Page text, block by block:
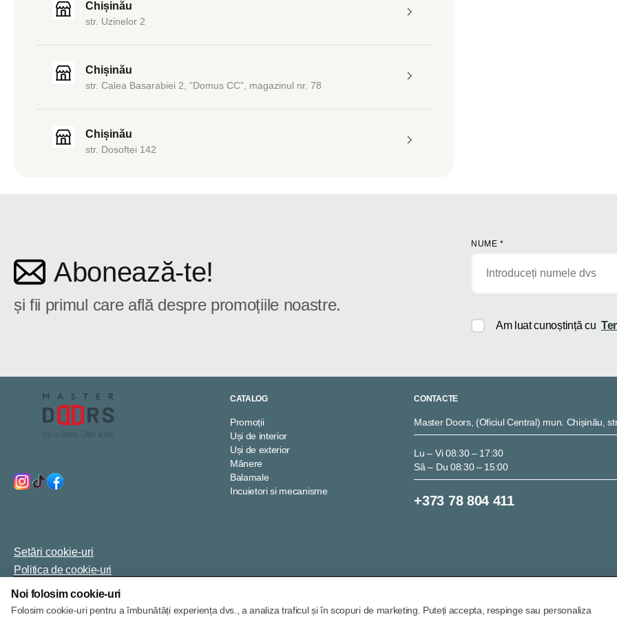
Chișinău
str. Uzinelor 2
Chișinău
str. Calea Basarabiei 2, ”Domus CC”, magazinul nr. 78
Chișinău
str. Dosoftei 142
Abonează-te!
și fii primul care află despre promoțiile noastre.
NUME *
Am luat cunoștință cu
CATALOG
Promoții
Uși de interior
Uși de exterior
Mânere
Balamale
Incuietori si mecanisme
CONTACTE
Master Doors, (Oficiul Central) mun. Chișinău,
Lu – Vi 08:30 – 17:30
Sâ – Du 08:30 – 15:00
+373 78 804 411
Setări cookie-uri
Politica de cookie-uri
Noi folosim cookie-uri
Folosim cookie-uri pentru a îmbunătăți experiența dvs., a analiza traficul și în scopuri de marketing. Puteți accepta, respinge sau personaliza